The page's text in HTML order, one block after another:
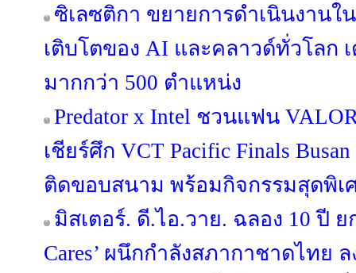
ซิเลซติกา ขยายการดำเนินงานใ
เติบโตของ AI และคลาวด์ทั่วโลก
มากกว่า 500 ตำแหน่ง
Predator x Intel ชวนแฟน
เชียร์ศึก VCT Pacific Finals
ติดขอบสนาม พร้อมกิจกรรมสุดพิเ
มิสเตอร์. ดี.ไอ.วาย. ฉลอง 10 ปี ย
Cares’ ผนึกกำลังสภากาชาดไทย